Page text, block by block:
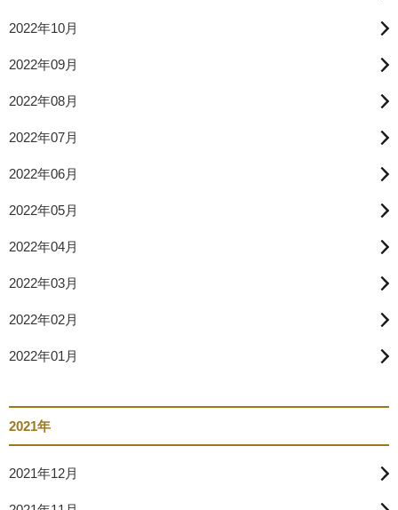
2022年10月
2022年09月
2022年08月
2022年07月
2022年06月
2022年05月
2022年04月
2022年03月
2022年02月
2022年01月
2021年
2021年12月